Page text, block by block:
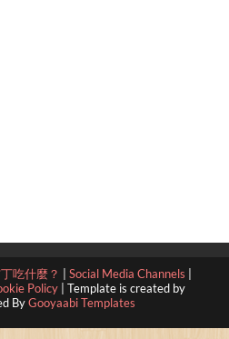
吃什麼？ Social Media Channels
Policy
Template is created by
ByGooyaabi Templates